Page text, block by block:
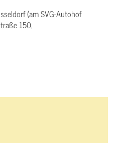
(am SVG-Autohof
150,